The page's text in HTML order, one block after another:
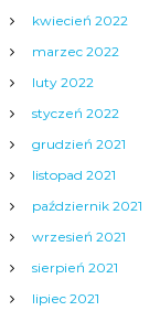
kwiecień 2022
marzec 2022
luty 2022
styczeń 2022
grudzień 2021
listopad 2021
październik 2021
wrzesień 2021
sierpień 2021
lipiec 2021